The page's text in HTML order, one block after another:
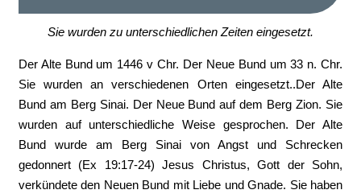
Sie wurden zu unterschiedlichen Zeiten eingesetzt.
Der Alte Bund um 1446 v Chr. Der Neue Bund um 33 n. Chr.
Sie wurden an verschiedenen Orten eingesetzt..Der Alte
Bund am Berg Sinai. Der Neue Bund auf dem Berg Zion. Sie
wurden auf unterschiedliche Weise gesprochen. Der Alte
Bund wurde am Berg Sinai von Angst und Schrecken
gedonnert (Ex 19:17-24) Jesus Christus, Gott der Sohn,
verkündete den Neuen Bund mit Liebe und Gnade. Sie haben